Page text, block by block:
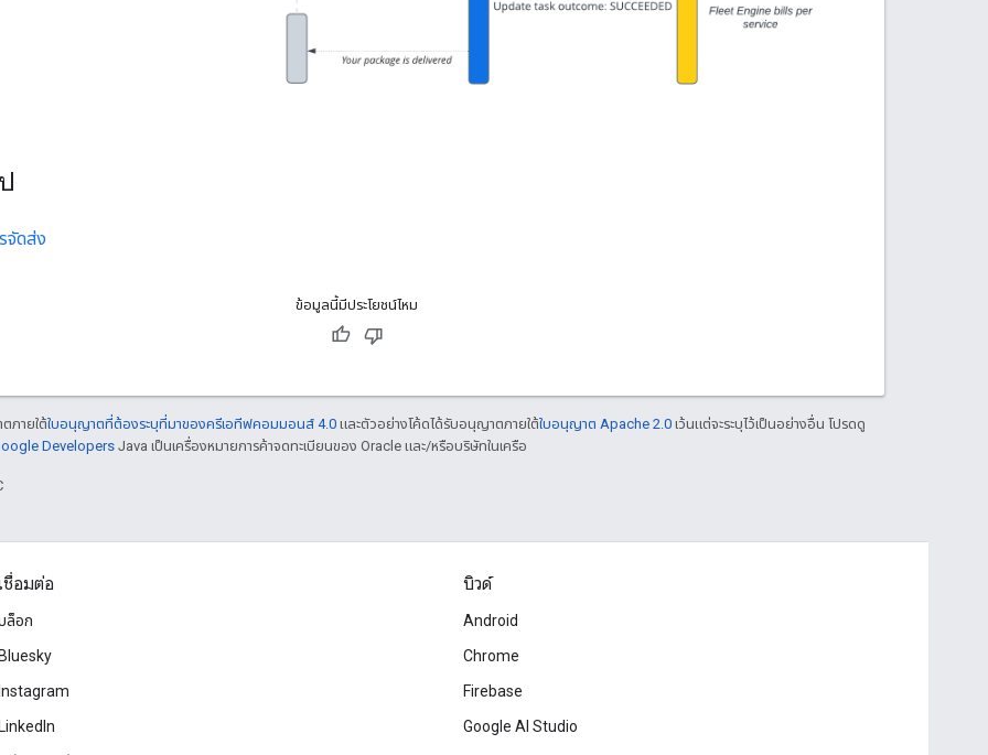
จัดส่ง
ข้อมูลนี้มีประโยชน์ไหม
ภายใต้ใบอนุญาตที่ต้องระบุที่มาของครีเอทีฟคอมมอนส์ 4.0 และตัวอย่างโค้ดได้รับอนุญาตภายใต้ใบอนุญาต Apache 2.0 เว้นแต่จะระบุไว้เป็นอย่างอื่น โปรดดู
DevelopersJava เป็นเครื่องหมายการค้าจดทะเบียนของ Oracle และ/หรือบริษัทในเครือ
ชื่อมต่อ
ล็อก
Bluesky
Instagram
LinkedIn
บิวด์
Android
Chrome
Firebase
Google AI Studio